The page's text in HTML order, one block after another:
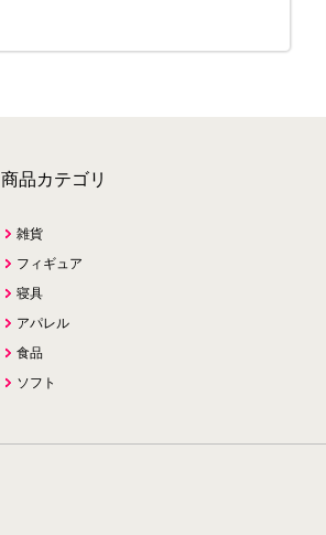
商品カテゴリ
雑貨
フィギュア
寝具
アパレル
食品
ソフト